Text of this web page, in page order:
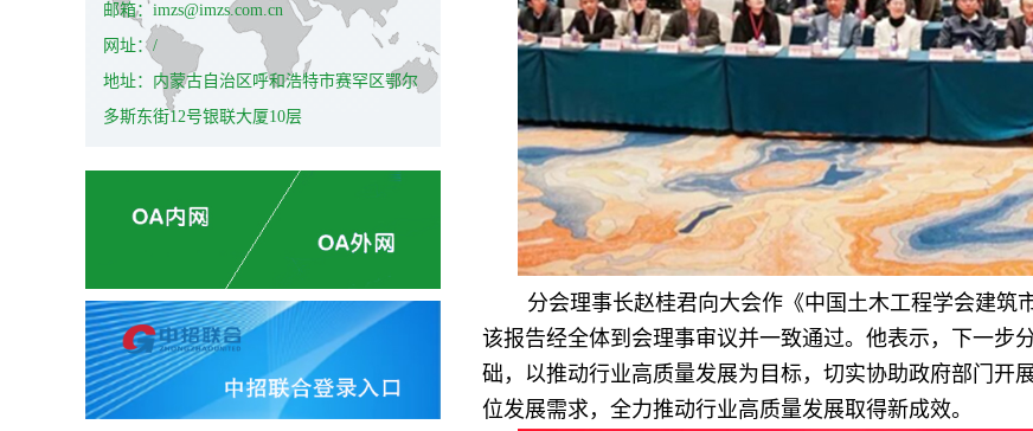
邮箱：imzs@imzs.com.cn
网址：/
地址：内蒙古自治区呼和浩特市赛罕区鄂尔
多斯东街12号银联大厦10层
分会理事长赵桂君向大会作《中国土木工程学会建筑
该报告经全体到会理事审议并一致通过。他表示，下一步
础，以推动行业高质量发展为目标，切实协助政府部门开
位发展需求，全力推动行业高质量发展取得新成效。